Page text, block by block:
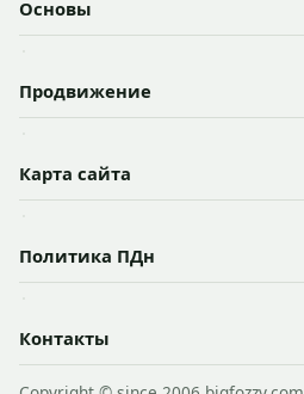
Основы
Продвижение
Карта сайта
Политика ПДн
Контакты